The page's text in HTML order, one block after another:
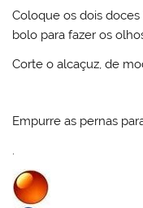
Coloque os dois
bolo para fazer os
Corte o alcaçuz, de
Empurre as pernas
.